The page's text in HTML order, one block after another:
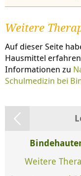
Weitere
Auf dieser Seite
Hausmittel
Informationen zu
Schulmedizin bei
Weitere